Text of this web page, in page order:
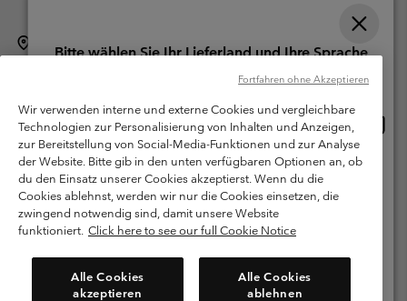
Schweiz (Deutsch) English › français › italiano ›
Columbia Sportswear Company. Avenue des Morgines, 12 1213
Petit-Lancy Switzerland. Alle Rechte vorbehalten.
Nutzungsbedingungen
Allgemeine Verkaufsbedingungen
Garantie
Datenschutzerklärung
Bestimmungen und Bedingungen des Mitglieder Programms
Nutzungsbedingungen Für Nutzergenerierte Inhalte
Impressum
Cookies
Kundenservice: Mo- Fr. 9:00 - 13:00 & 14:00- 18:00 Uhr
(+)41315282015
Wir verwenden interne und externe Cookies und vergleichbare
Technologien zur Personalisierung von Inhalten und Anzeigen,
zur Bereitstellung von Social-Media-Funktionen und zur Analyse
der Website. Bitte gib in den unten verfügbaren Optionen an, ob
du den Einsatz unserer Cookies akzeptierst. Wenn du die
Cookies ablehnst, werden wir nur die Cookies einsetzen, die
zwingend notwendig sind, damit unsere Website
funktioniert. Click here to see our full Cookie Notice
Alle Cookies
akzeptieren
Alle Cookies
ablehnen
Fortfahren ohne Akzeptieren
Bitte wählen Sie Ihr Lieferland und Ihre Sprache
Online-Einkauf verfügbar
United States
Switzerland-English
Switzerland-Deutsch
Switzerland-Italiano